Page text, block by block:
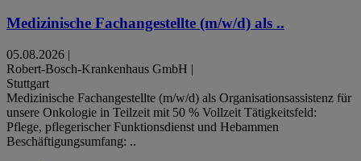
Medizinische Fachangestellte (m/w/d) als ..
05.08.2026 |
Robert-Bosch-Krankenhaus GmbH |
Stuttgart
Medizinische Fachangestellte (m/w/d) als Organisationsassistenz für
unsere Onkologie in Teilzeit mit 50 % Vollzeit Tätigkeitsfeld:
Pflege, pflegerischer Funktionsdienst und Hebammen
Beschäftigungsumfang: ..